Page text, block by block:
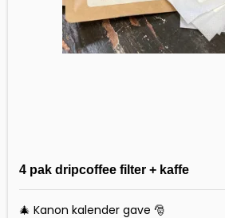
4 pak dripcoffee filter + kaffe
🎄 Kanon kalender gave 🎅